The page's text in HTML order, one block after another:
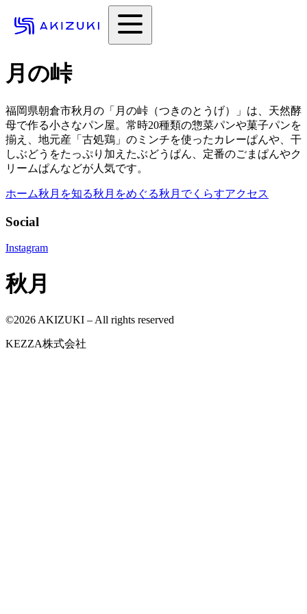
月の峠
福岡県朝倉市秋月の「月の峠（つきのとうげ）」は、天然酵
母で作る小さなパン屋。常時20種類の惣菜パンや菓子パンを
揃え、地元産「古処鶏」のミンチを使ったカレーぱんや、干
しぶどうをたっぷり加えたぶどうぱん、定番のごまぱんやク
リームぱんなどが人気です。
ホーム秋月を知る秋月をめぐる秋月でくらすアクセス
Social
Instagram
秋月
©2026 AKIZUKI – All rights reserved
KEZZA株式会社